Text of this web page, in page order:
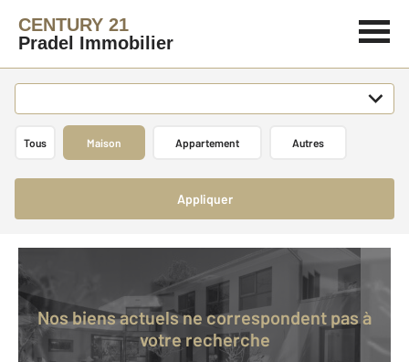
CENTURY 21
Pradel Immobilier
Tous Maison Appartement Autres
Appliquer
Nos biens actuels ne correspondent pas à
votre recherche